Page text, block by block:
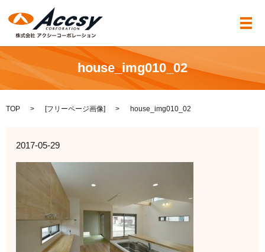
メ
house_img010_02
TOP [フリーページ画像] house_img010_02
2017-05-29